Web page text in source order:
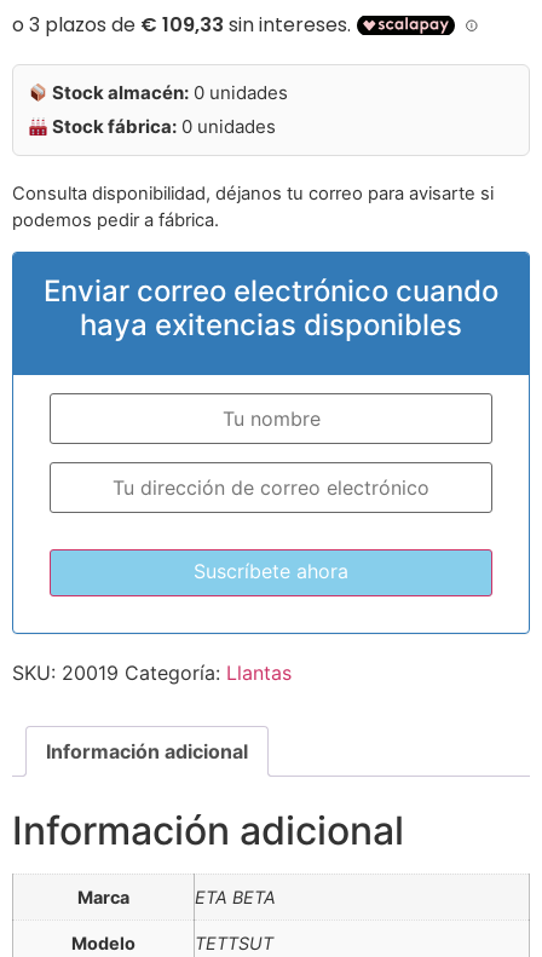
Stock almacén: 0 unidades
Stock fábrica: 0 unidades
Consulta disponibilidad, déjanos tu correo para avisarte si
podemos pedir a fábrica.
Enviar correo electrónico cuando
haya exitencias disponibles
SKU: 20019 Categoría: Llantas
Información adicional
Información adicional
Marca ETA BETA
Modelo TETTSUT